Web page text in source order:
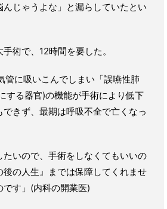
じゃうよな」と漏らしていたとい
術で、12時間を要した。
に吸いこんでしまい「誤嚥性肺
する器官)の機能が手術により低下
きず、最期は呼吸不全で亡くなっ
たいので、手術をしなくてもいいの
の人生』までは保障してくれませ
す」(内科の開業医)